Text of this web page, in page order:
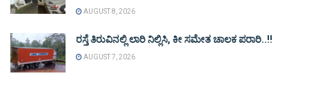
AUGUST 8, 2026
ರಸ್ತೆ ತಿರುವಿನಲ್ಲಿ ಲಾರಿ ನಿಲ್ಲಿಸಿ, ಕೀ ಸಮೇತ ಚಾಲಕ ಪರಾರಿ..!!
AUGUST 7, 2026